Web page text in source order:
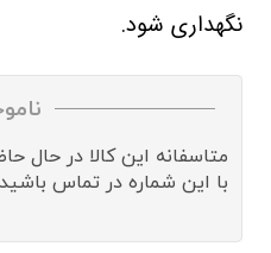
نگهداری شود.
متاسفانه این کالا در حال
با این شماره در تماس باشید